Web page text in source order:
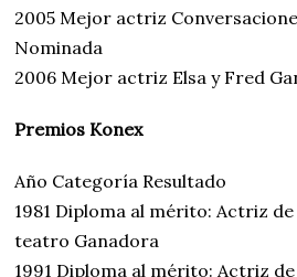
2005 Mejor actriz
Nominada
2006 Mejor actriz Elsa y Fred
Premios Konex
Año Categoría Resultado
1981 Diploma al mérito: Actriz
teatro Ganadora
1991 Diploma al mérito: Actriz